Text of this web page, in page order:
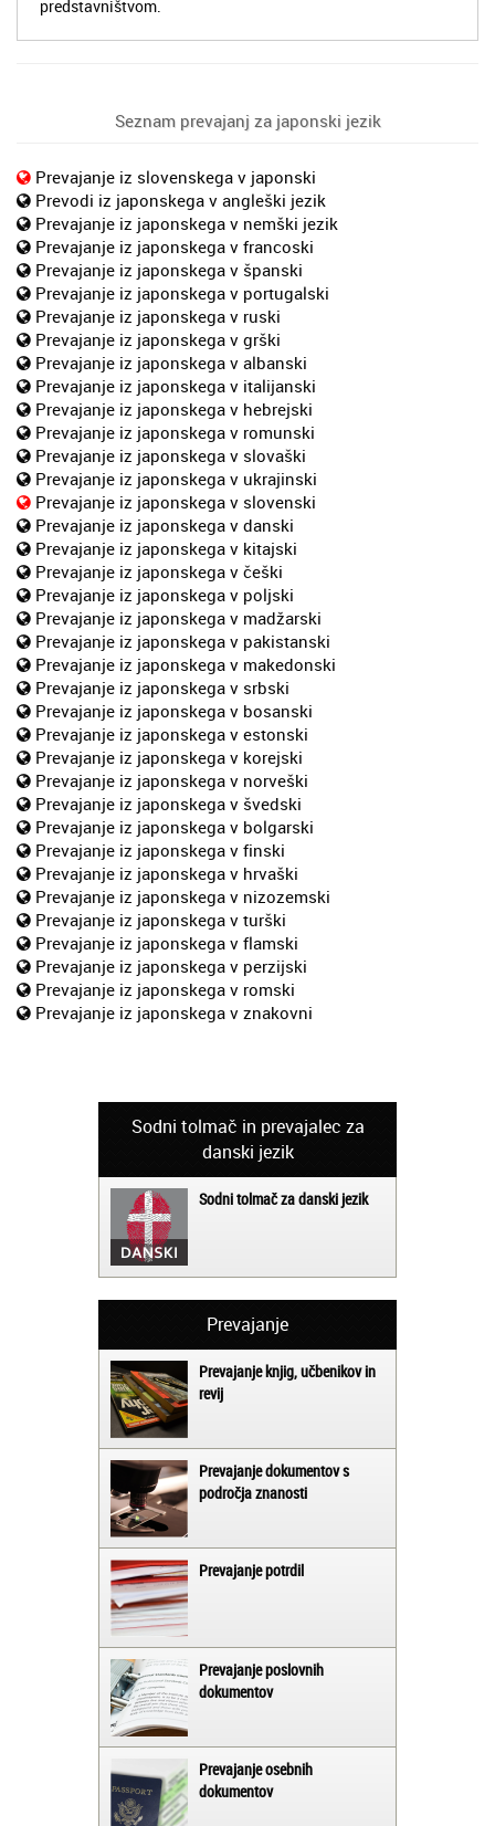
predstavništvom.
Seznam prevajanj za japonski jezik
Prevajanje iz slovenskega v japonski
Prevodi iz japonskega v angleški jezik
Prevajanje iz japonskega v nemški jezik
Prevajanje iz japonskega v francoski
Prevajanje iz japonskega v španski
Prevajanje iz japonskega v portugalski
Prevajanje iz japonskega v ruski
Prevajanje iz japonskega v grški
Prevajanje iz japonskega v albanski
Prevajanje iz japonskega v italijanski
Prevajanje iz japonskega v hebrejski
Prevajanje iz japonskega v romunski
Prevajanje iz japonskega v slovaški
Prevajanje iz japonskega v ukrajinski
Prevajanje iz japonskega v slovenski
Prevajanje iz japonskega v danski
Prevajanje iz japonskega v kitajski
Prevajanje iz japonskega v češki
Prevajanje iz japonskega v poljski
Prevajanje iz japonskega v madžarski
Prevajanje iz japonskega v pakistanski
Prevajanje iz japonskega v makedonski
Prevajanje iz japonskega v srbski
Prevajanje iz japonskega v bosanski
Prevajanje iz japonskega v estonski
Prevajanje iz japonskega v korejski
Prevajanje iz japonskega v norveški
Prevajanje iz japonskega v švedski
Prevajanje iz japonskega v bolgarski
Prevajanje iz japonskega v finski
Prevajanje iz japonskega v hrvaški
Prevajanje iz japonskega v nizozemski
Prevajanje iz japonskega v turški
Prevajanje iz japonskega v flamski
Prevajanje iz japonskega v perzijski
Prevajanje iz japonskega v romski
Prevajanje iz japonskega v znakovni
Sodni tolmač in prevajalec za
danski jezik
Sodni tolmač za danski jezik
Prevajanje
Prevajanje knjig, učbenikov in
revij
Prevajanje dokumentov s
področja znanosti
Prevajanje potrdil
Prevajanje poslovnih
dokumentov
Prevajanje osebnih
dokumentov